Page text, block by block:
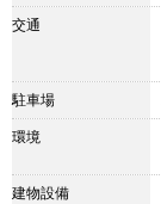
交通
駐車場
環境
建物設備